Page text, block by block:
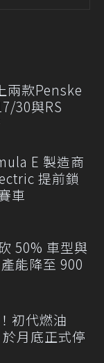
兩款Penske
30與RS
E 製造商
提前鎖
車
50% 車型與
能降至 900
初代燃油
月底正式停